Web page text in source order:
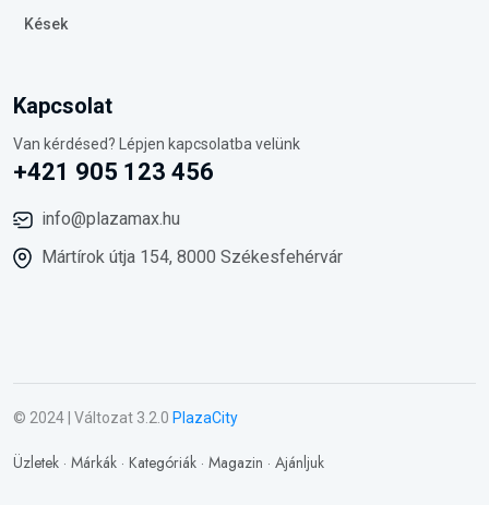
Kések
Kapcsolat
Van kérdésed? Lépjen kapcsolatba velünk
+421 905 123 456
info@plazamax.hu
Mártírok útja 154, 8000 Székesfehérvár
© 2024 | Változat 3.2.0 PlazaCity
Üzletek · Márkák · Kategóriák · Magazin · Ajánljuk